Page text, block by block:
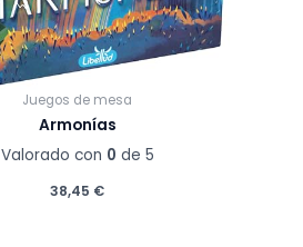
Juegos de mesa
Armonías
Valorado con 0 de 5
38,45 €